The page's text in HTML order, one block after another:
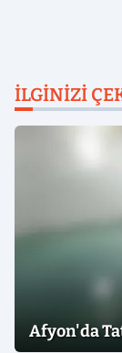
İLGINIZI
Afyon'da